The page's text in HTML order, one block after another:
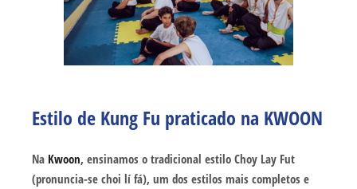
Estilo de Kung Fu praticado na KWOON
Na Kwoon, ensinamos o tradicional estilo Choy Lay Fut
(pronuncia-se choi lí fá), um dos estilos mais completos e